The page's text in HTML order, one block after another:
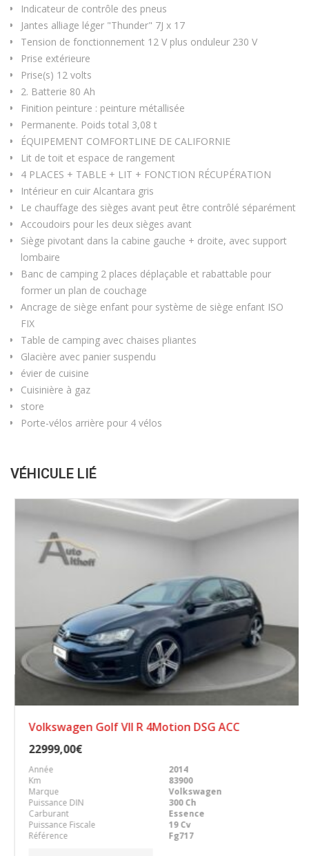
Indicateur de contrôle des pneus
Jantes alliage léger "Thunder" 7J x 17
Tension de fonctionnement 12 V plus onduleur 230 V
Prise extérieure
Prise(s) 12 volts
2. Batterie 80 Ah
Finition peinture : peinture métallisée
Permanente. Poids total 3,08 t
ÉQUIPEMENT COMFORTLINE DE CALIFORNIE
Lit de toit et espace de rangement
4 PLACES + TABLE + LIT + FONCTION RÉCUPÉRATION
Intérieur en cuir Alcantara gris
Le chauffage des sièges avant peut être contrôlé séparément
Accoudoirs pour les deux sièges avant
Siège pivotant dans la cabine gauche + droite, avec support
lombaire
Banc de camping 2 places déplaçable et rabattable pour
former un plan de couchage
Ancrage de siège enfant pour système de siège enfant ISO
FIX
Table de camping avec chaises pliantes
Glacière avec panier suspendu
évier de cuisine
Cuisinière à gaz
store
Porte-vélos arrière pour 4 vélos
VÉHICULE LIÉ
Volkswagen Golf VII R 4Motion DSG ACC
22999,00€
Année
2014
Km
83900
Marque
Volkswagen
Puissance DIN
300 Ch
Carburant
Essence
Puissance Fiscale
19 Cv
Référence
Fg717